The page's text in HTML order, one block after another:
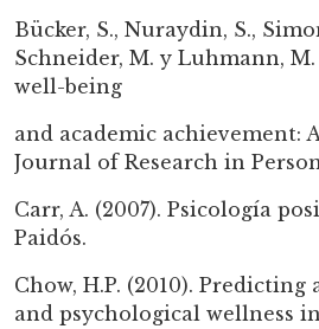
Bücker, S., Nuraydin, S.,
Schneider, M. y Luhmann, M.
well-being
and academic achievement:
Journal of Research in
Carr, A. (2007). Psicología
Paidós.
Chow, H.P. (2010). Predicting
and psychological wellness